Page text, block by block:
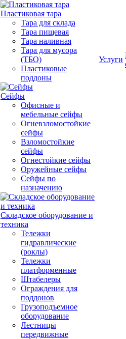
Пластиковая тара
Тара для склада
Тара пищевая
Тара наливная
Тара для мусора
(ТБО)
Пластиковые
поддоны
Сейфы
Офисные и
мебельные сейфы
Огневзломостойкие
сейфы
Взломостойкие
сейфы
Огнестойкие сейфы
Оружейные сейфы
Сейфы по
назначению
Складское оборудование и
техника
Тележки
гидравлические
(роклы)
Тележки
платформенные
Штабелеры
Ограждения для
поддонов
Грузоподъемное
оборудование
Лестницы
передвижные
Услуги